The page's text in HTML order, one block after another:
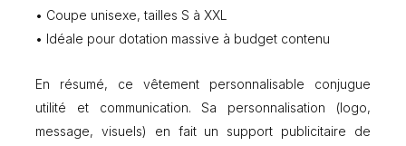
• Coupe unisexe, tailles S à XXL
• Idéale pour dotation massive à budget contenu
En résumé, ce vêtement personnalisable conjugue
utilité et communication. Sa personnalisation (logo,
message, visuels) en fait un support publicitaire de